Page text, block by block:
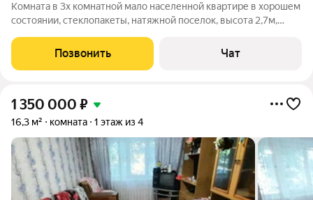
Комната в 3х комнатной мало населенной квартире в хорошем
состоянии, стеклопакеты, натяжной поселок, высота 2,7м,
обои.развитая инфраструктура школа садик, поликлиника,
почта в шаговой доступности.
Позвонить Чат
1 350 000 ₽
16,3 м² комната 1 этаж из 4